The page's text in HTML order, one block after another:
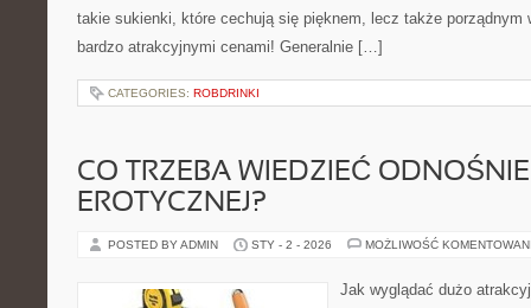
takie sukienki, które cechują się pięknem, lecz także porządnym
bardzo atrakcyjnymi cenami! Generalnie […]
CATEGORIES: ROBDRINKI
CO TRZEBA WIEDZIEĆ
EROTYCZNEJ?
POSTED BY ADMIN STY - 2 - 2026 MOŻLIWOŚĆ
Jak wyglądać dużo